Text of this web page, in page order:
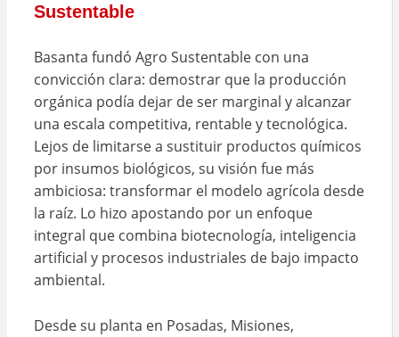
Sustentable
Basanta fundó Agro Sustentable con una
convicción clara: demostrar que la producción
orgánica podía dejar de ser marginal y alcanzar
una escala competitiva, rentable y tecnológica.
Lejos de limitarse a sustituir productos químicos
por insumos biológicos, su visión fue más
ambiciosa: transformar el modelo agrícola desde
la raíz. Lo hizo apostando por un enfoque
integral que combina biotecnología, inteligencia
artificial y procesos industriales de bajo impacto
ambiental.
Desde su planta en Posadas, Misiones,